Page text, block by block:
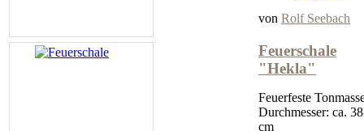
von Rolf Seebach
Feuerschale
"Hekla"
Feuerfeste
Durchmesser: ca.
cm